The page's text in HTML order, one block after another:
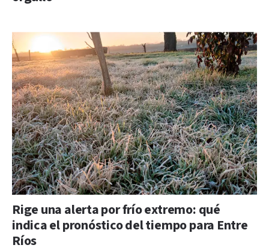
Rige una alerta por frío extremo: qué
indica el pronóstico del tiempo para Entre
Ríos